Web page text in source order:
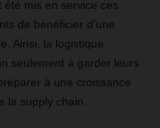
mis en service ces
de bénéficier d’une
Ainsi, la logistique
seulement à garder leurs
à une croissance
la supply chain.